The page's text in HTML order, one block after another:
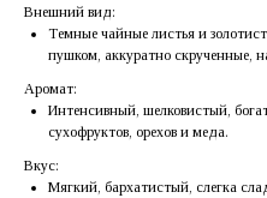
Внешний вид:
Темные чайные листья и
пушком, аккуратно скрученные,
Аромат:
Интенсивный, шелковистый,
сухофруктов, орехов и меда.
Вкус:
Мягкий, бархатистый, слегка